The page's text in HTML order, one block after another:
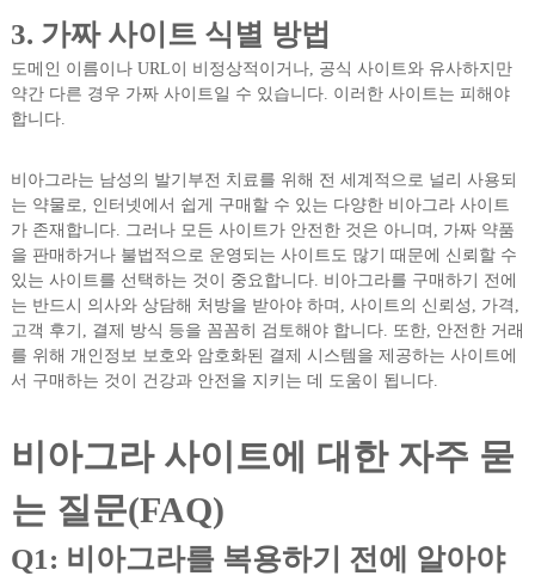
3. 가짜 사이트 식별 방법
도메인 이름이나 URL이 비정상적이거나, 공식 사이트와 유사하지만
약간 다른 경우 가짜 사이트일 수 있습니다. 이러한 사이트는 피해야
합니다.
비아그라는 남성의 발기부전 치료를 위해 전 세계적으로 널리 사용되
는 약물로, 인터넷에서 쉽게 구매할 수 있는 다양한 비아그라 사이트
가 존재합니다. 그러나 모든 사이트가 안전한 것은 아니며, 가짜 약품
을 판매하거나 불법적으로 운영되는 사이트도 많기 때문에 신뢰할 수
있는 사이트를 선택하는 것이 중요합니다. 비아그라를 구매하기 전에
는 반드시 의사와 상담해 처방을 받아야 하며, 사이트의 신뢰성, 가격,
고객 후기, 결제 방식 등을 꼼꼼히 검토해야 합니다. 또한, 안전한 거래
를 위해 개인정보 보호와 암호화된 결제 시스템을 제공하는 사이트에
서 구매하는 것이 건강과 안전을 지키는 데 도움이 됩니다.
비아그라 사이트에 대한 자주 묻
는 질문(FAQ)
Q1: 비아그라를 복용하기 전에 알아야